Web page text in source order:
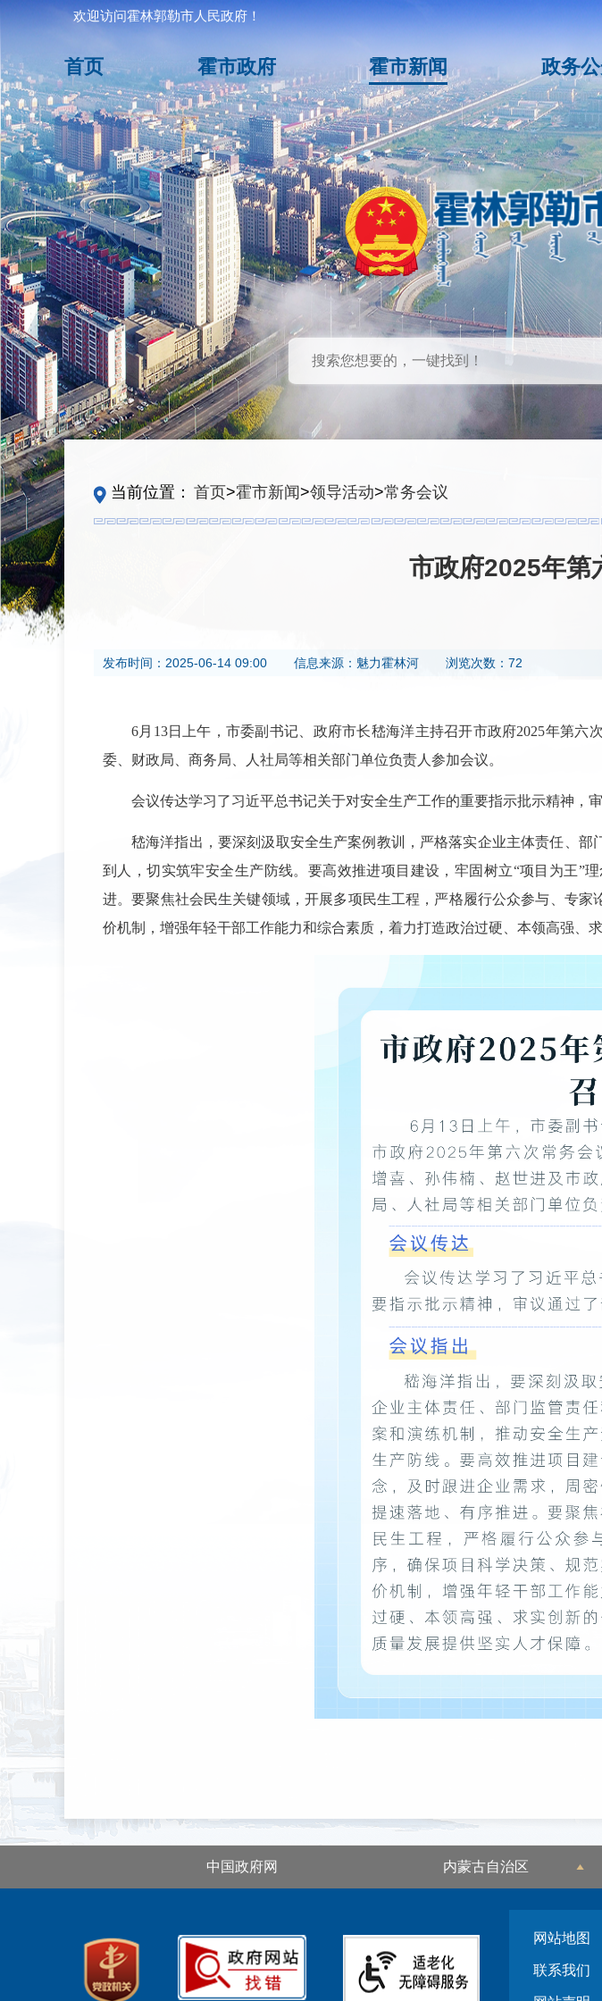
欢迎访问霍林郭勒市人民政府！
首页 霍市政府 霍市新闻 政务
当前位置： 首页>霍市新闻>领导活动>常务会议
市政府2025年第
发布时间： 2025-06-14 09:00 信息来源： 魅力霍林河 浏览次数：72
6月13日上午，市委副书记、政府市长嵇海洋主持召开市政府2025年第
委、财政局、商务局、人社局等相关部门单位负责人参加会议。
会议传达学习了习近平总书记关于对安全生产工作的重要指示批示精神，
嵇海洋指出，要深刻汲取安全生产案例教训，严格落实企业主体责任、
到人，切实筑牢安全生产防线。要高效推进项目建设，牢固树立“项目为王”
进。要聚焦社会民生关键领域，开展多项民生工程，严格履行公众参与、专
价机制，增强年轻干部工作能力和综合素质，着力打造政治过硬、本领高强、
中国政府网 内蒙古自治区
网站地图
联系我们